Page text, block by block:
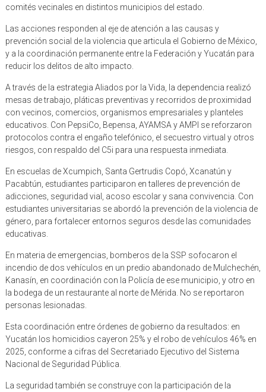
comités vecinales en distintos municipios del estado.
Las acciones responden al eje de atención a las causas y
prevención social de la violencia que articula el Gobierno de México,
y a la coordinación permanente entre la Federación y Yucatán para
reducir los delitos de alto impacto.
A través de la estrategia Aliados por la Vida, la dependencia realizó
mesas de trabajo, pláticas preventivas y recorridos de proximidad
con vecinos, comercios, organismos empresariales y planteles
educativos. Con PepsiCo, Bepensa, AYAMSA y AMPI se reforzaron
protocolos contra el engaño telefónico, el secuestro virtual y otros
riesgos, con respaldo del C5i para una respuesta inmediata.
En escuelas de Xcumpich, Santa Gertrudis Copó, Xcanatún y
Pacabtún, estudiantes participaron en talleres de prevención de
adicciones, seguridad vial, acoso escolar y sana convivencia. Con
estudiantes universitarias se abordó la prevención de la violencia de
género, para fortalecer entornos seguros desde las comunidades
educativas.
En materia de emergencias, bomberos de la SSP sofocaron el
incendio de dos vehículos en un predio abandonado de Mulchechén,
Kanasín, en coordinación con la Policía de ese municipio, y otro en
la bodega de un restaurante al norte de Mérida. No se reportaron
personas lesionadas.
Esta coordinación entre órdenes de gobierno da resultados: en
Yucatán los homicidios cayeron 25% y el robo de vehículos 46% en
2025, conforme a cifras del Secretariado Ejecutivo del Sistema
Nacional de Seguridad Pública.
La seguridad también se construye con la participación de la